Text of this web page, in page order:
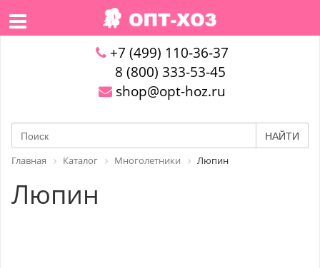
+7 (499) 110-36-37
8 (800) 333-53-45
shop@opt-hoz.ru
НАЙТИ
Главная Каталог Многолетники Люпин
Люпин